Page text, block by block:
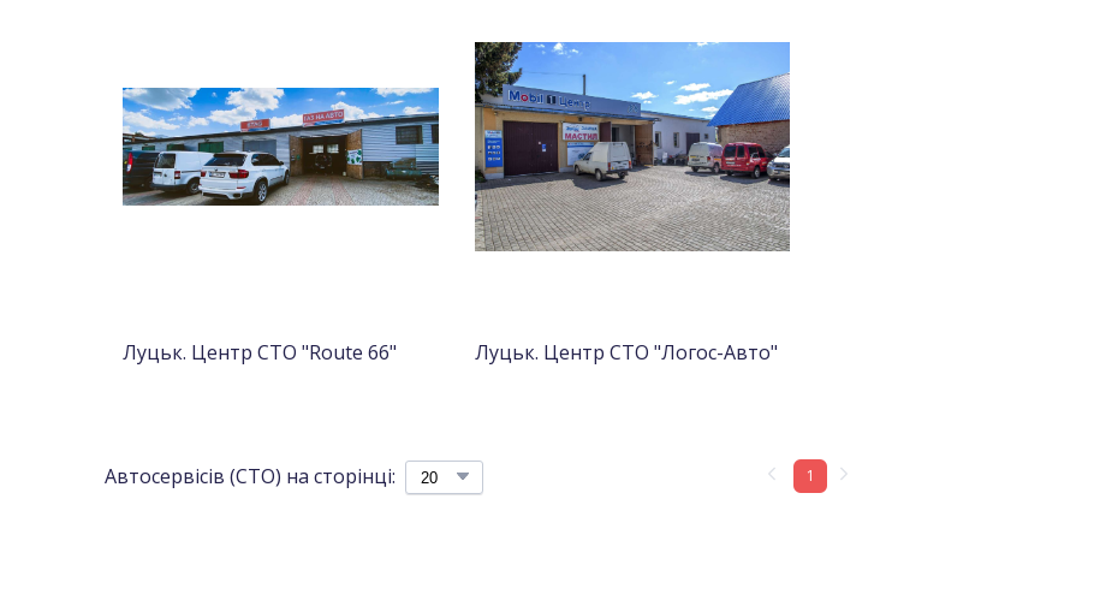
Луцьк. Центр СТО "Route 66" Луцьк. Центр СТО "Логос-Авто"
Автосервісів (СТО) на сторінці: 1